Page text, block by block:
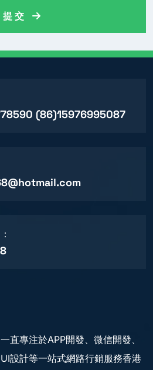
提 交
(86)15976995087
直專注於APP開發、微信開發、
設計等一站式網路行銷服務香港